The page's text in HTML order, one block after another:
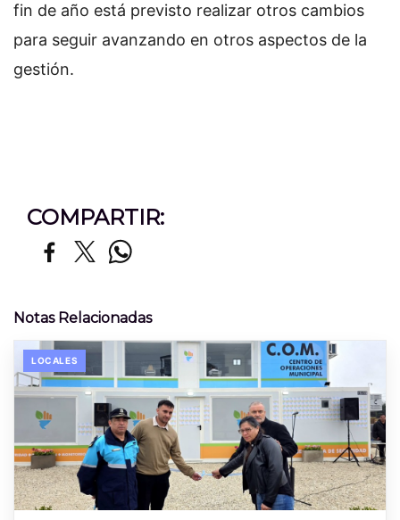
fin de año está previsto realizar otros cambios
para seguir avanzando en otros aspectos de la
gestión.
COMPARTIR:
Notas Relacionadas
LOCALES